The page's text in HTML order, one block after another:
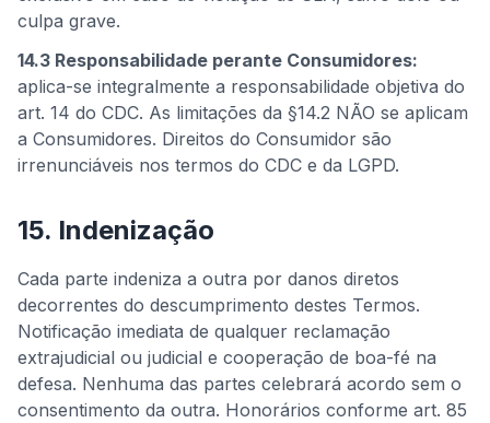
culpa grave.
14.3 Responsabilidade perante Consumidores:
aplica-se integralmente a responsabilidade objetiva do
art. 14 do CDC. As limitações da §14.2 NÃO se aplicam
a Consumidores. Direitos do Consumidor são
irrenunciáveis nos termos do CDC e da LGPD.
15. Indenização
Cada parte indeniza a outra por danos diretos
decorrentes do descumprimento destes Termos.
Notificação imediata de qualquer reclamação
extrajudicial ou judicial e cooperação de boa-fé na
defesa. Nenhuma das partes celebrará acordo sem o
consentimento da outra. Honorários conforme art. 85